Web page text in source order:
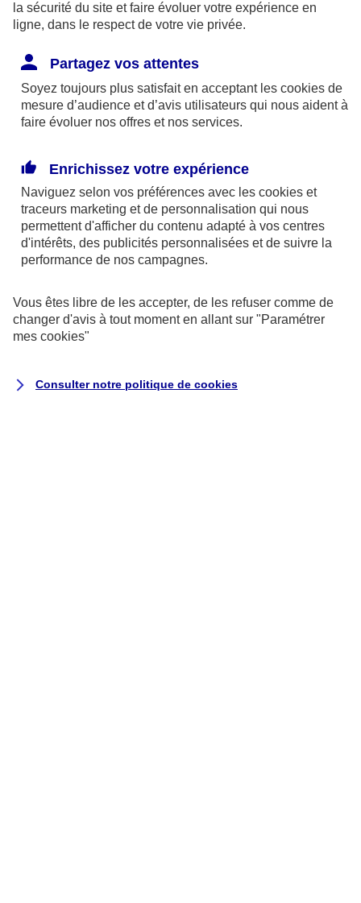
Si vous êtes locataire, le contrat de bail est
avez renoncé.
Conseil d’expert
Faites réaliser rapidement par un huissier un inventaire
des meubles et un état des immeubles afin d’estimer
clairement le montant de la succession.
Juriste Conseil chez AXA protection juridique
Absence d'enfant
la sécurité du site et faire évoluer votre expérience en
ligne, dans le respect de votre vie privée.
Partagez vos attentes
Soyez toujours plus satisfait en acceptant les cookies de
mesure d’audience et d’avis utilisateurs qui nous aident à
faire évoluer nos offres et nos services.
Enrichissez votre expérience
Naviguez selon vos préférences avec les cookies et
traceurs marketing et de personnalisation qui nous
permettent d'afficher du contenu adapté à vos centres
d'intérêts, des publicités personnalisées et de suivre la
performance de nos campagnes.
Vous êtes libre de les accepter, de les refuser comme de
changer d'avis à tout moment en allant sur "Paramétrer
mes cookies"
Consulter notre politique de cookies